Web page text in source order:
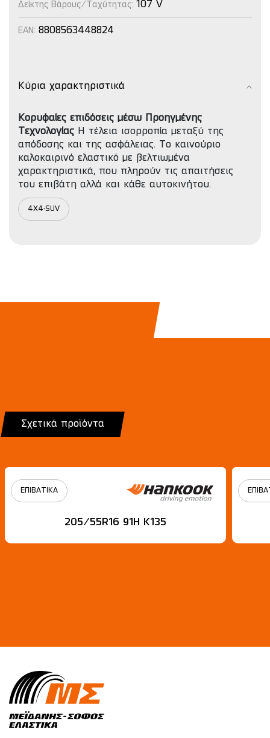
Δείκτης Βάρους/Ταχύτητας: 107 V
EAN: 8808563448824
Κύρια χαρακτηριστικά
Κορυφαίες επιδόσεις μέσω Προηγμένης
Τεχνολογίας Η τέλεια ισορροπία μεταξύ της
απόδοσης και της ασφάλειας. To καινούριο
καλοκαιρινό ελαστικό με βελτιωμένα
χαρακτηριστικά, που πληρούν τις απαιτήσεις
του επιβάτη αλλά και κάθε αυτοκινήτου.
4X4-SUV
Σχετικά προϊόντα
ΕΠΙΒΑΤΙΚΑ
205/55R16 91H Κ135